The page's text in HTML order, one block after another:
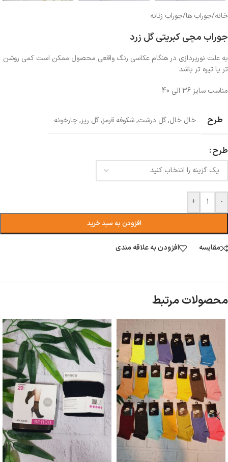
خانه/جوراب ها/جوراب زنانه
جوراب مچی کبریتی گل زرد
به علت نورپردازی در هنگام عکاسی رنگ واقعی محصول ممکن است کمی روشن
تر یا تیره تر باشد
مناسب سایز 36 الی 40
طرح خال خال,گل درشت,شکوفه قرمز,گل ریز,چارخونه
طرح
-
+
افزودن به سبد خرید
مقایسه افزودن به علاقه مندی
محصولات مرتبط